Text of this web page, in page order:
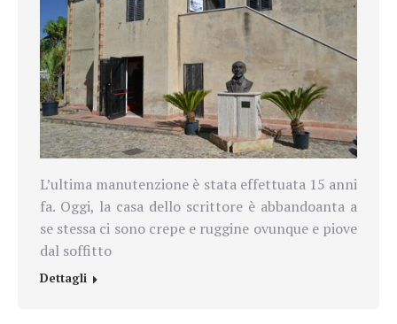
L’ultima manutenzione è stata effettuata 15 anni
fa. Oggi, la casa dello scrittore è abbandoanta a
se stessa ci sono crepe e ruggine ovunque e piove
dal soffitto
Dettagli